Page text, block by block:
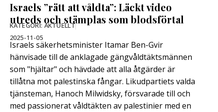
Israels ”rätt att våldta”: Läckt video
utreds och stämplas som blodsförtal
KATEGORI: AKTUELLT
2025-11-05
Israels säkerhetsminister Itamar Ben-Gvir
hänvisade till de anklagade gängvåldtäktsmännen
som "hjältar" och hävdade att alla åtgärder är
tillåtna mot palestinska fångar. Likudpartiets valda
tjänsteman, Hanoch Milwidsky, försvarade till och
med passionerat våldtäkten av palestinier med en